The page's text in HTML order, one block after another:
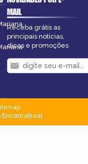
MAIL
Receba grátis as
principais notícias,
dicas e promoções